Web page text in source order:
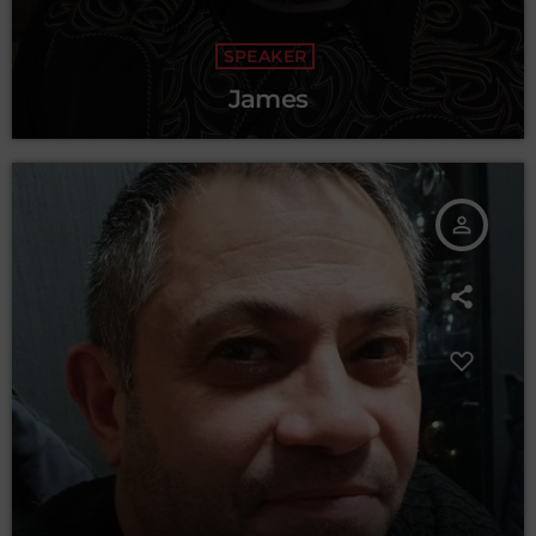
SPEAKER
James
person_outline